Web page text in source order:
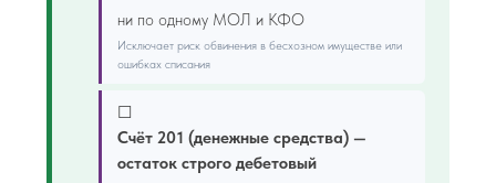
ни по одному МОЛ и КФО
Исключает риск обвинения в бесхозном имуществе или
ошибках списания
☐
Счёт 201 (денежные средства) —
остаток строго дебетовый